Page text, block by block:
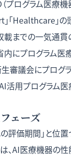
プログラム医療
「Healthcare」
までの一気通貫
にプログラム医
生審議会にプロ
活用プログラム
ェーズ
評価期間」と位
AI医療機器の性